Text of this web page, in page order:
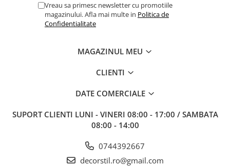
Vreau sa primesc newsletter cu promotiile
magazinului. Afla mai multe in Politica de
Confidentialitate
MAGAZINUL MEU
CLIENTI
DATE COMERCIALE
SUPORT CLIENTI LUNI - VINERI 08:00 - 17:00 / SAMBATA
08:00 - 14:00
0744392667
decorstil.ro@gmail.com